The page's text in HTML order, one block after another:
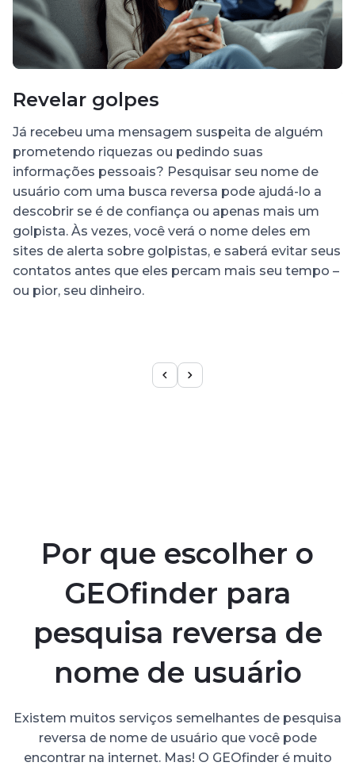
Revelar golpes
Já recebeu uma mensagem suspeita de alguém
prometendo riquezas ou pedindo suas
informações pessoais? Pesquisar seu nome de
usuário com uma busca reversa pode ajudá-lo a
descobrir se é de confiança ou apenas mais um
golpista. Às vezes, você verá o nome deles em
sites de alerta sobre golpistas, e saberá evitar seus
contatos antes que eles percam mais seu tempo –
ou pior, seu dinheiro.
Por que escolher o
GEOfinder para
pesquisa reversa de
nome de usuário
Existem muitos serviços semelhantes de pesquisa
reversa de nome de usuário que você pode
encontrar na internet. Mas! O GEOfinder é muito